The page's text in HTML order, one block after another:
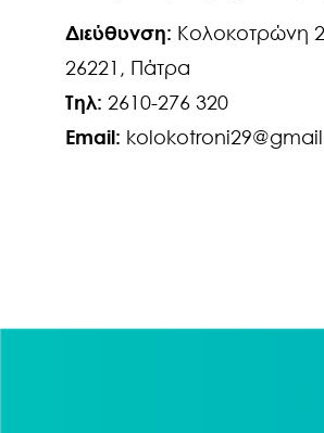
Διεύθυνση: Κολοκοτρώνη
26221, Πάτρα
Τηλ: 2610-276 320
Email: